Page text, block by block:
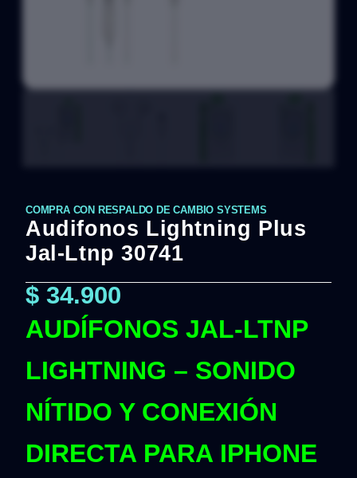
COMPRA CON RESPALDO DE CAMBIO SYSTEMS
Audifonos Lightning Plus
Jal-Ltnp 30741
$ 34.900
AUDÍFONOS JAL-LTNP
LIGHTNING – SONIDO
NÍTIDO Y CONEXIÓN
DIRECTA PARA IPHONE